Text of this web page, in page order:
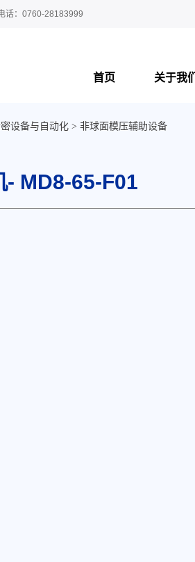
：0760-28183999
首页 关于我们
设备与自动化 非球面模压辅助设备
- MD8-65-F01